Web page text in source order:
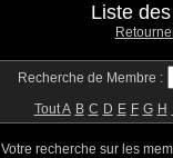
Liste
Recherche de Membre :
ToutA B C D E F G H
Votre recherche sur les